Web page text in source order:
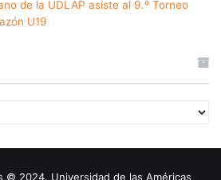
de la UDLAP asiste al 9.º Torneo
U19
© 2024. Universidad de las Américas